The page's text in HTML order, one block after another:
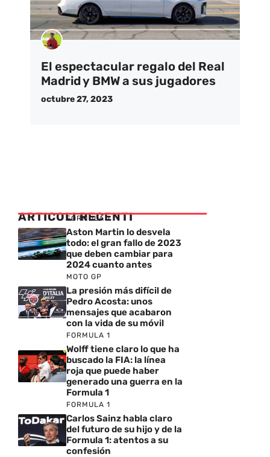
El espectacular regalo del Real
Madrid y BMW a sus jugadores
octubre 27, 2023
ARTICOLI RECENTI
FORMULA 1
Aston Martin lo desvela
todo: el gran fallo de 2023
que deben cambiar para
2024 cuanto antes
MOTO GP
La presión más difícil de
Pedro Acosta: unos
mensajes que acabaron
con la vida de su móvil
FORMULA 1
Wolff tiene claro lo que ha
buscado la FIA: la línea
roja que puede haber
generado una guerra en la
Formula 1
FORMULA 1
Carlos Sainz habla claro
del futuro de su hijo y de la
Formula 1: atentos a su
confesión